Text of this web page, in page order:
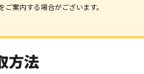
案内する場合がございます。
方法